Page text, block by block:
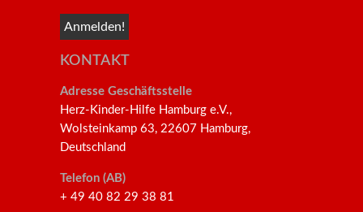
KONTAKT
Adresse Geschäftsstelle
Herz-Kinder-Hilfe Hamburg e.V.,
Wolsteinkamp 63, 22607 Hamburg,
Deutschland
Telefon (AB)
+ 49 40 82 29 38 81